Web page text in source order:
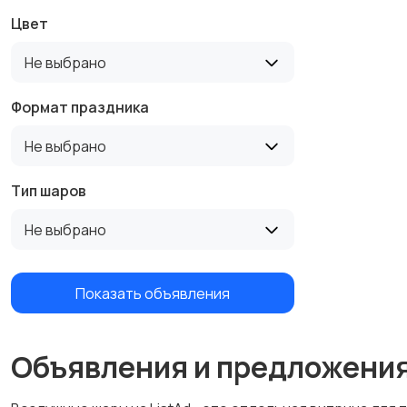
Цвет
Не выбрано
Формат праздника
Не выбрано
Тип шаров
Не выбрано
Показать объявления
Объявления и